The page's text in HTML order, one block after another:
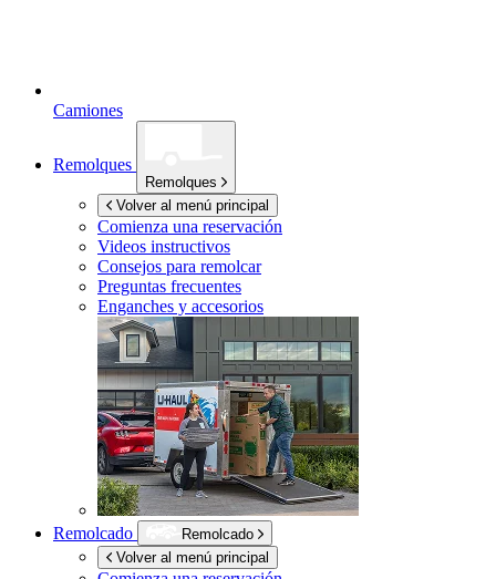
Camiones
Remolques
Remolques
Volver al menú principal
Comienza una reservación
Videos instructivos
Consejos para remolcar
Preguntas frecuentes
Enganches y accesorios
Remolcado
Remolcado
Volver al menú principal